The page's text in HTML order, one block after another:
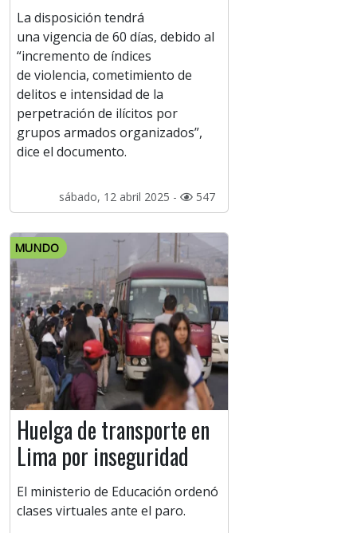
La disposición tendrá
una vigencia de 60 días, debido al
“incremento de índices
de violencia, cometimiento de
delitos e intensidad de la
perpetración de ilícitos por
grupos armados organizados”,
dice el documento.
sábado, 12 abril 2025 - 547
MUNDO
Huelga de transporte en
Lima por inseguridad
El ministerio de Educación ordenó
clases virtuales ante el paro.